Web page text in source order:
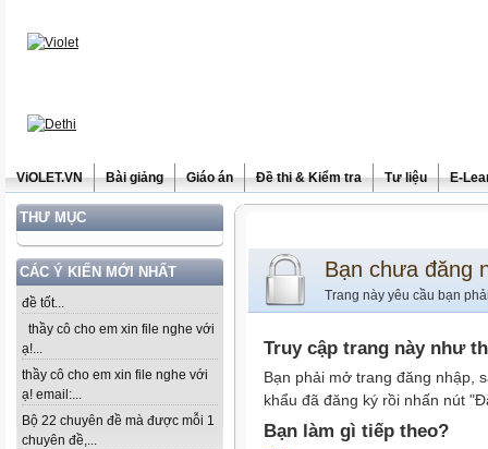
ViOLET.VN Bài giảng Giáo án Đề thi & Kiểm tra Tư liệu E-
THƯ MỤC
CÁC Ý KIẾN MỚI NHẤT
đề tốt...
thầy cô cho em xin file nghe với
ạ!...
thầy cô cho em xin file nghe với
ạ! email:...
Bộ 22 chuyên đề mà được mỗi 1
chuyên đề,...
Bạn chưa đăng
Trang này yêu cầu bạn
Truy cập trang này như
Bạn phải mở trang đăng nhập,
khẩu đã đăng ký rồi nhấn nút
Bạn làm gì tiếp theo?